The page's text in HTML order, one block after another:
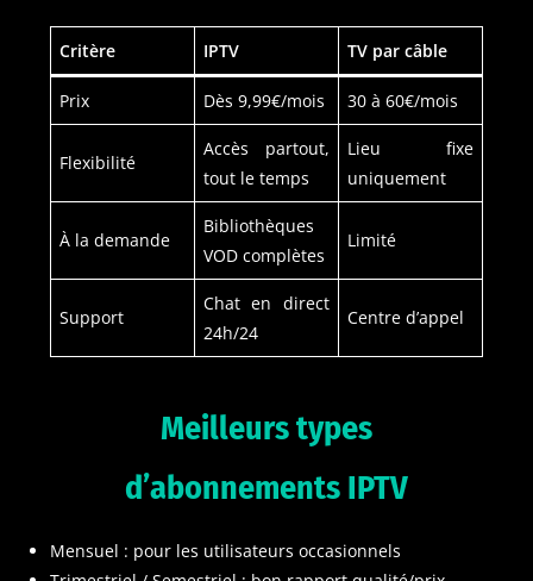
Critère IPTV TV par câble
Prix Dès 9,99€/mois 30 à 60€/mois
Flexibilité
Accès partout,
tout le temps
Lieu fixe
uniquement
À la demande
Bibliothèques
VOD complètes
Limité
Support
Chat en direct
24h/24
Centre d’appel
Meilleurs types
d’abonnements IPTV
Mensuel : pour les utilisateurs occasionnels